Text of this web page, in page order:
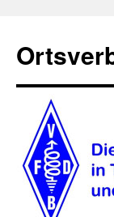
springen